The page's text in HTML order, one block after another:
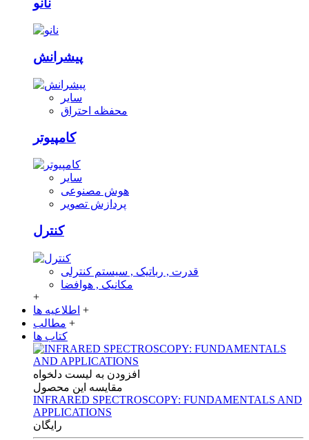
پیشرانش
سایر
محفظه احتراق
کامپیوتر
سایر
هوش مصنوعی
پردازش تصویر
کنترل
قدرت , رباتیک , سیستم کنترلی
مکانیک , هوافضا
+
اطلاعیه ها +
مطالب +
کتاب ها
افزودن به لیست دلخواه
مقایسه این محصول
INFRARED SPECTROSCOPY: FUNDAMENTALS AND
APPLICATIONS
رایگان